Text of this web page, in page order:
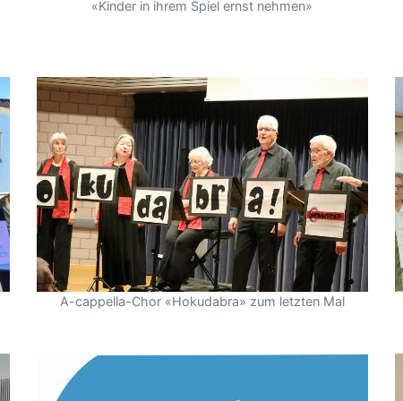
«Kinder in ihrem Spiel ernst nehmen»
A-cappella-Chor «Hokudabra» zum letzten Mal